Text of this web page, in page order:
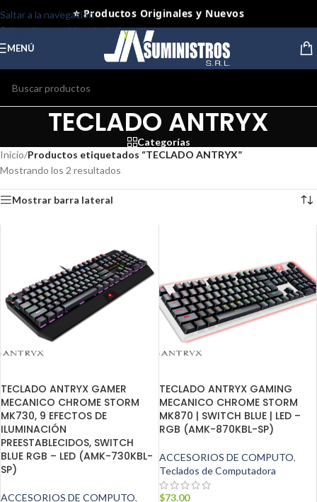
Saltar a la navegación
Saltar al contenido principal
⭐ Productos Originales y Nuevos
MENÚ
TECLADO ANTRYX
Categorías
Inicio/Productos etiquetados “TECLADO ANTRYX”
Mostrando los 2 resultados
Mostrar barra lateral
TECLADO ANTRYX GAMER
MECANICO CHROME STORM
MK730, 9 EFECTOS DE
ILUMINACIÓN
PREESTABLECIDOS, SWITCH
BLUE RGB – LED (AMK-730KBL-
SP)
ACCESORIOS DE COMPUTO,
TECLADO ANTRYX GAMING
MECANICO CHROME STORM
MK870 | SWITCH BLUE | LED –
RGB (AMK-870KBL-SP)
ACCESORIOS DE COMPUTO,
Teclados de Computadora
$73.00